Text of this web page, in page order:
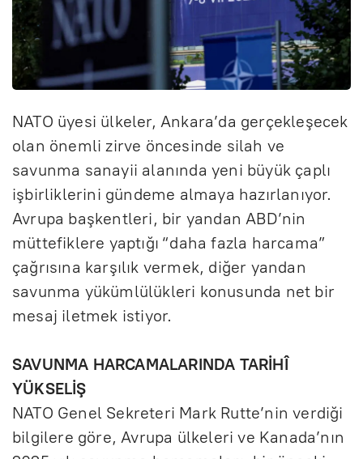
NATO üyesi ülkeler, Ankara’da gerçekleşecek
olan önemli zirve öncesinde silah ve
savunma sanayii alanında yeni büyük çaplı
işbirliklerini gündeme almaya hazırlanıyor.
Avrupa başkentleri, bir yandan ABD’nin
müttefiklere yaptığı “daha fazla harcama”
çağrısına karşılık vermek, diğer yandan
savunma yükümlülükleri konusunda net bir
mesaj iletmek istiyor.
SAVUNMA HARCAMALARINDA TARİHÎ
YÜKSELİŞ
NATO Genel Sekreteri Mark Rutte’nin verdiği
bilgilere göre, Avrupa ülkeleri ve Kanada’nın